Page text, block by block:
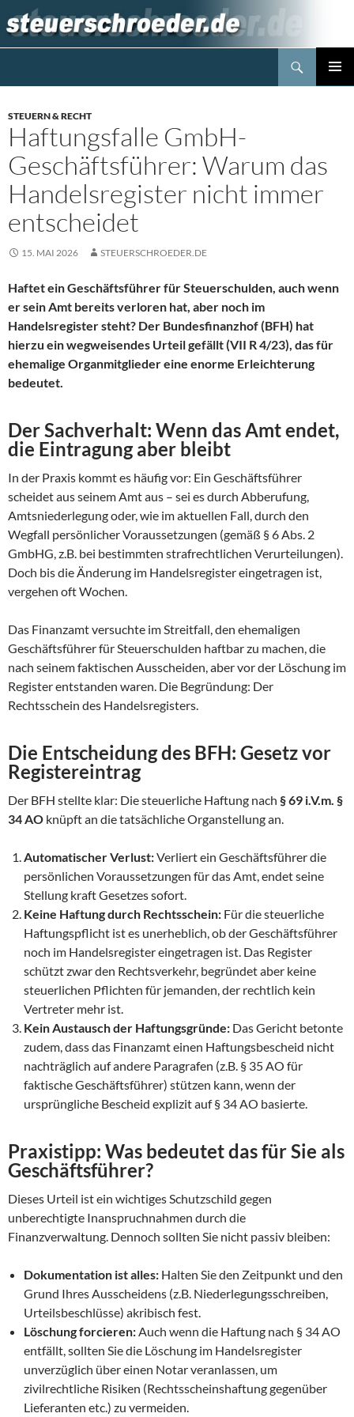
Inhalt
springen
STEUERN & RECHT
Haftungsfalle GmbH-
Geschäftsführer: Warum das
Handelsregister nicht immer
entscheidet
15. MAI 2026 STEUERSCHROEDER.DE
Haftet ein Geschäftsführer für Steuerschulden, auch wenn
er sein Amt bereits verloren hat, aber noch im
Handelsregister steht? Der Bundesfinanzhof (BFH) hat
hierzu ein wegweisendes Urteil gefällt (VII R 4/23), das für
ehemalige Organmitglieder eine enorme Erleichterung
bedeutet.
Der Sachverhalt: Wenn das Amt endet,
die Eintragung aber bleibt
In der Praxis kommt es häufig vor: Ein Geschäftsführer
scheidet aus seinem Amt aus – sei es durch Abberufung,
Amtsniederlegung oder, wie im aktuellen Fall, durch den
Wegfall persönlicher Voraussetzungen (gemäß § 6 Abs. 2
GmbHG, z.B. bei bestimmten strafrechtlichen Verurteilungen).
Doch bis die Änderung im Handelsregister eingetragen ist,
vergehen oft Wochen.
Das Finanzamt versuchte im Streitfall, den ehemaligen
Geschäftsführer für Steuerschulden haftbar zu machen, die
nach seinem faktischen Ausscheiden, aber vor der Löschung im
Register entstanden waren. Die Begründung: Der
Rechtsschein des Handelsregisters.
Die Entscheidung des BFH: Gesetz vor
Registereintrag
Der BFH stellte klar: Die steuerliche Haftung nach § 69 i.V.m. §
34 AO knüpft an die tatsächliche Organstellung an.
Automatischer Verlust:Verliert ein Geschäftsführer die
persönlichen Voraussetzungen für das Amt, endet seine
Stellung kraft Gesetzes sofort.
Keine Haftung durch Rechtsschein: Für die steuerliche
Haftungspflicht ist es unerheblich, ob der Geschäftsführer
noch im Handelsregister eingetragen ist. Das Register
schützt zwar den Rechtsverkehr, begründet aber keine
steuerlichen Pflichten für jemanden, der rechtlich kein
Vertreter mehr ist.
Kein Austausch der Haftungsgründe: Das Gericht betonte
zudem, dass das Finanzamt einen Haftungsbescheid nicht
nachträglich auf andere Paragrafen (z.B. § 35 AO für
faktische Geschäftsführer) stützen kann, wenn der
ursprüngliche Bescheid explizit auf § 34 AO basierte.
Praxistipp: Was bedeutet das für Sie als
Geschäftsführer?
Dieses Urteil ist ein wichtiges Schutzschild gegen
unberechtigte Inanspruchnahmen durch die
Finanzverwaltung. Dennoch sollten Sie nicht passiv bleiben:
Dokumentation ist alles: Halten Sie den Zeitpunkt und den
Grund Ihres Ausscheidens (z.B. Niederlegungsschreiben,
Urteilsbeschlüsse) akribisch fest.
Löschung forcieren: Auch wenn die Haftung nach § 34 AO
entfällt, sollten Sie die Löschung im Handelsregister
unverzüglich über einen Notar veranlassen, um
zivilrechtliche Risiken (Rechtsscheinshaftung gegenüber
Lieferanten etc.) zu vermeiden.